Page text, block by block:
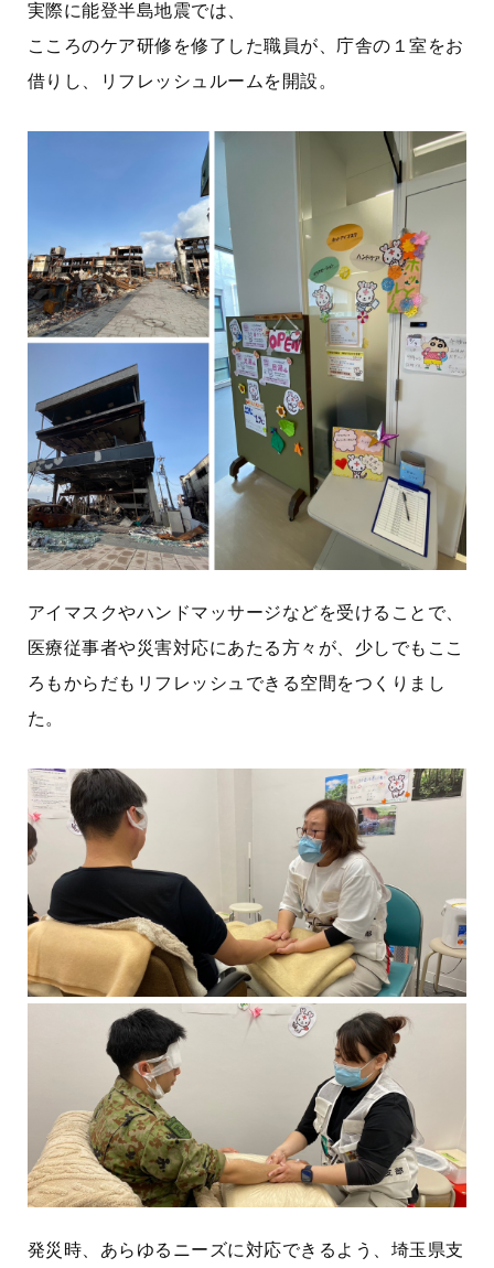
実際に能登半島地震では、
こころのケア研修を修了した職員が、庁舎の１室をお
借りし、リフレッシュルームを開設。
アイマスクやハンドマッサージなどを受けることで、
医療従事者や災害対応にあたる方々が、少しでもここ
ろもからだもリフレッシュできる空間をつくりまし
た。
発災時、あらゆるニーズに対応できるよう、埼玉県支